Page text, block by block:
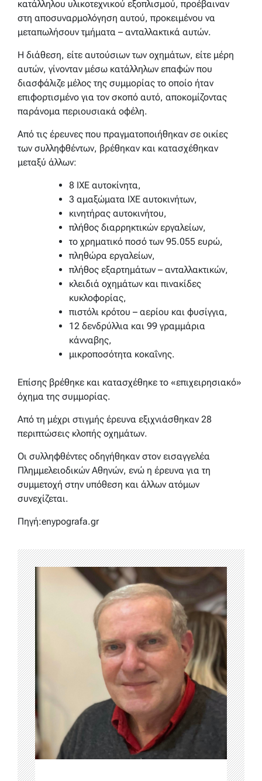
κατάλληλου υλικοτεχνικού εξοπλισμού, προέβαιναν
στη αποσυναρμολόγηση αυτού, προκειμένου να
μεταπωλήσουν τμήματα – ανταλλακτικά αυτών.
Η διάθεση, είτε αυτούσιων των οχημάτων, είτε μέρη
αυτών, γίνονταν μέσω κατάλληλων επαφών που
διασφάλιζε μέλος της συμμορίας το οποίο ήταν
επιφορτισμένο για τον σκοπό αυτό, αποκομίζοντας
παράνομα περιουσιακά οφέλη.
Από τις έρευνες που πραγματοποιήθηκαν σε οικίες
των συλληφθέντων, βρέθηκαν και κατασχέθηκαν
μεταξύ άλλων:
8 ΙΧΕ αυτοκίνητα,
3 αμαξώματα ΙΧΕ αυτοκινήτων,
κινητήρας αυτοκινήτου,
πλήθος διαρρηκτικών εργαλείων,
το χρηματικό ποσό των 95.055 ευρώ,
πληθώρα εργαλείων,
πλήθος εξαρτημάτων – ανταλλακτικών,
κλειδιά οχημάτων και πινακίδες
κυκλοφορίας,
πιστόλι κρότου – αερίου και φυσίγγια,
12 δενδρύλλια και 99 γραμμάρια
κάνναβης,
μικροποσότητα κοκαΐνης.
Επίσης βρέθηκε και κατασχέθηκε το «επιχειρησιακό»
όχημα της συμμορίας.
Από τη μέχρι στιγμής έρευνα εξιχνιάσθηκαν 28
περιπτώσεις κλοπής οχημάτων.
Οι συλληφθέντες οδηγήθηκαν στον εισαγγελέα
Πλημμελειοδικών Αθηνών, ενώ η έρευνα για τη
συμμετοχή στην υπόθεση και άλλων ατόμων
συνεχίζεται.
Πηγή:enypografa.gr